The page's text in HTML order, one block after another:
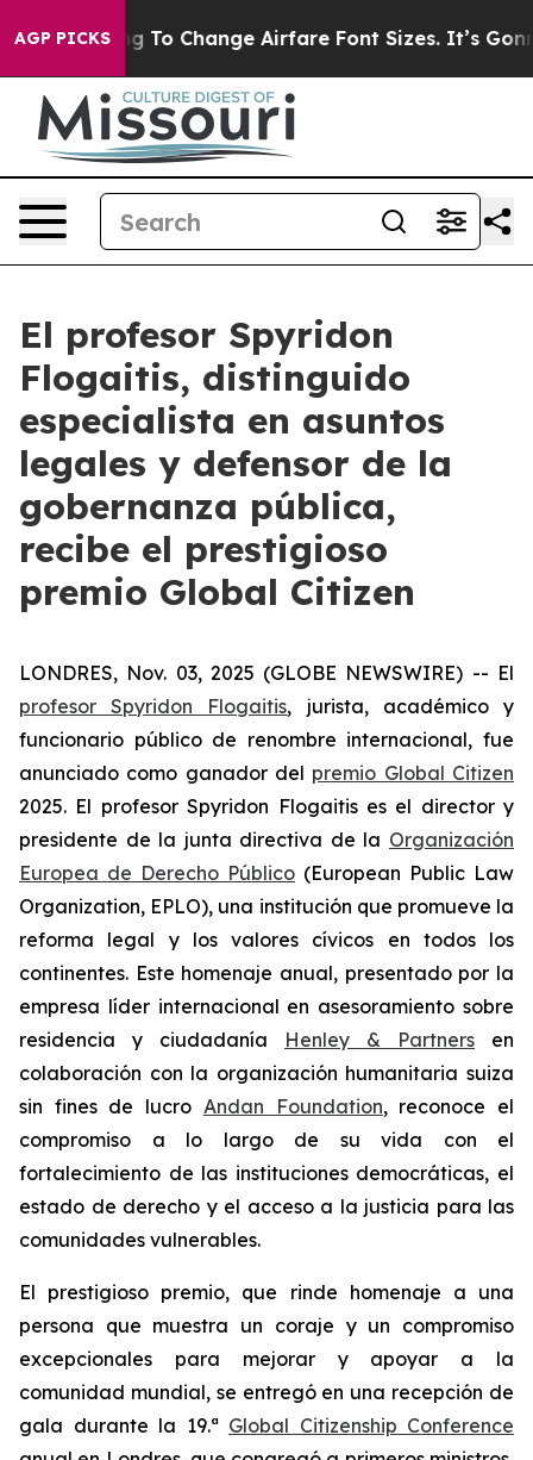
AGP PICKSTo Change Airfare Font Sizes. It’s Gonna
El profesor Spyridon
Flogaitis, distinguido
especialista en asuntos
legales y defensor de la
gobernanza pública,
recibe el prestigioso
premio Global Citizen
LONDRES, Nov. 03, 2025 (GLOBE NEWSWIRE) -- El
profesor Spyridon Flogaitis, jurista, académico y
funcionario público de renombre internacional, fue
anunciado como ganador del premio Global Citizen
2025. El profesor Spyridon Flogaitis es el director y
presidente de la junta directiva de la Organización
Europea de Derecho Público (European Public Law
Organization, EPLO), una institución que promueve la
reforma legal y los valores cívicos en todos los
continentes. Este homenaje anual, presentado por la
empresa líder internacional en asesoramiento sobre
residencia y ciudadanía Henley & Partners en
colaboración con la organización humanitaria suiza
sin fines de lucro Andan Foundation, reconoce el
compromiso a lo largo de su vida con el
fortalecimiento de las instituciones democráticas, el
estado de derecho y el acceso a la justicia para las
comunidades vulnerables.
El prestigioso premio, que rinde homenaje a una
persona que muestra un coraje y un compromiso
excepcionales para mejorar y apoyar a la
comunidad mundial, se entregó en una recepción de
gala durante la 19.ª Global Citizenship Conference